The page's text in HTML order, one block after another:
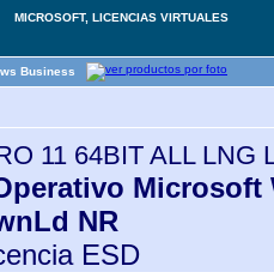
MICROSOFT, LICENCIAS VIRTUALES
Business
11 64BIT ALL LNG
NR
ESD